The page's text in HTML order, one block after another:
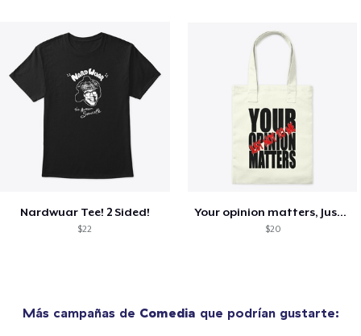
Nardwuar Tee! 2 Sided!
$22
Your opinion matters, Just not to me!
$20
Más campañas de Comedia que podrían gustarte: